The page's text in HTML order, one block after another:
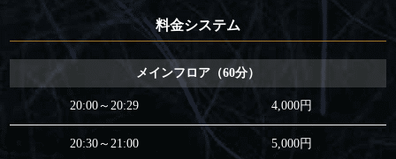
料金システム
メインフロア（60分）
20:00～20:29 4,000円
20:30～21:00 5,000円